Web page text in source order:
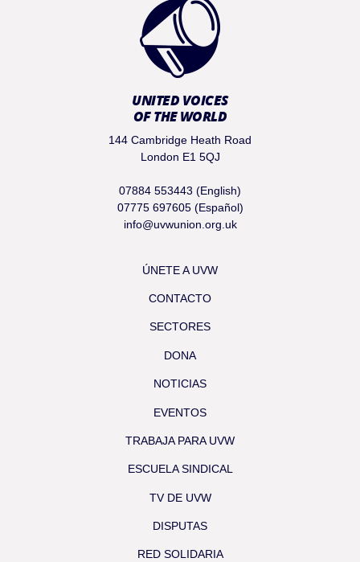
UNITED VOICES
OF THE WORLD
144 Cambridge Heath Road
London E1 5QJ
07884 553443 (English)
07775 697605 (Español)
info@uvwunion.org.uk
ÚNETE A UVW
CONTACTO
SECTORES
DONA
NOTICIAS
EVENTOS
TRABAJA PARA UVW
ESCUELA SINDICAL
TV DE UVW
DISPUTAS
RED SOLIDARIA